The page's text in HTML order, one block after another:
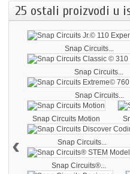
25 ostali proizvodi u
Snap Circuits...
Snap Circuits...
Snap Circuits...
Snap Circuits Motion
Snap Circuits...
Snap Circuits®...
‹